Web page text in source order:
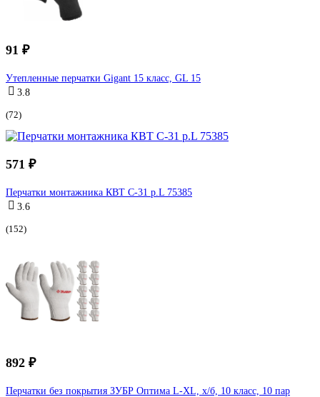
91 ₽
Утепленные перчатки Gigant 15 класс, GL 15
3.8
(72)
571 ₽
Перчатки монтажника КВТ С-31 р.L 75385
3.6
(152)
892 ₽
Перчатки без покрытия ЗУБР Оптима L-XL, х/б, 10 класс, 10 пар